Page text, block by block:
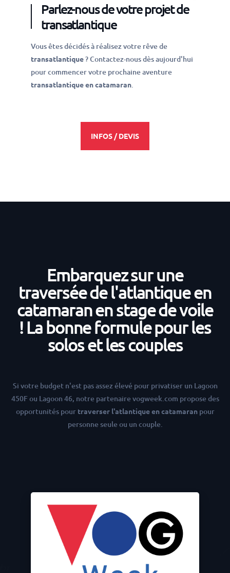
Parlez-nous de votre projet de
transatlantique
Vous êtes décidés à réalisez votre rêve de
transatlantique? Contactez-nous dès aujourd'hui
pour commencer votre prochaine aventure
transatlantique en catamaran.
INFOS / DEVIS
Embarquez sur une
traversée de l'atlantique en
catamaran en stage de voile
! La bonne formule pour les
solos et les couples
Si votre budget n'est pas assez élevé pour privatiser un Lagoon
450Fou Lagoon 46, notre partenairevogweek.com propose des
opportunités pour traverser l'atlantique en catamaranpour
personne seule ou un couple.